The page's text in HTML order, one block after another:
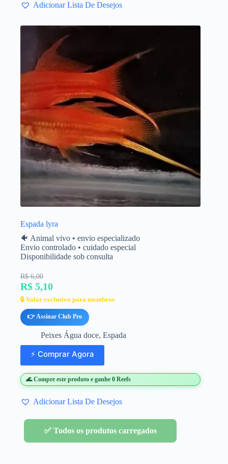
Adicionar Lista De Desejos
Espada lyra
🐠 Animal vivo • envio especializado
Envio controlado • cuidado especial
Disponibilidade sob consulta
R$ 6,00
R$ 5,10
🔒 Valor exclusivo para membros
👉 Assinar Club Pro
Peixes Água doce, Espada
⚡ Comprar Agora
🌊 Compre este produto e ganhe 0 Reefs
Adicionar Lista De Desejos
✅ Todos os produtos carregados